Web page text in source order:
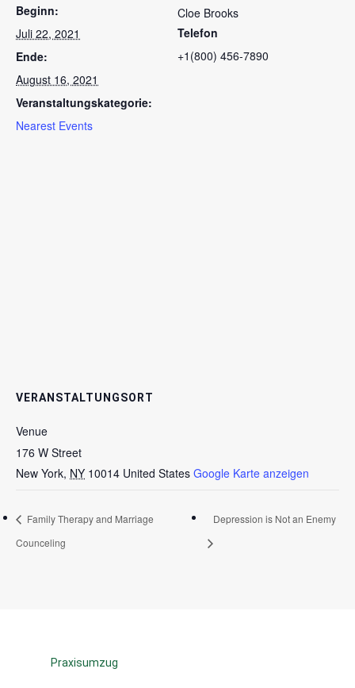
Beginn:
Juli 22, 2021
Ende:
August 16, 2021
Veranstaltungskategorie:
Nearest Events
Cloe Brooks
Telefon
+1(800) 456-7890
VERANSTALTUNGSORT
Venue
176 W Street
New York, NY 10014 United States Google Karte anzeigen
Family Therapy and Marriage
Counceling
Depression is Not an Enemy
Praxisumzug